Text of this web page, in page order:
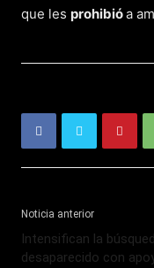
que les prohibióa
Noticia anterior
Intensifican la
desaparecido con